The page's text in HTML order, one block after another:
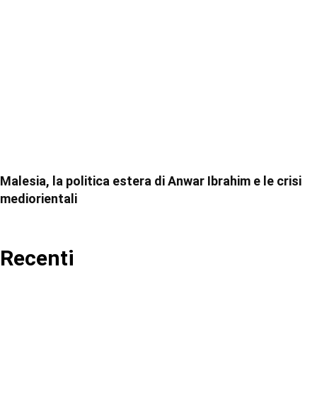
Malesia, la politica estera di Anwar Ibrahim e le crisi
mediorientali
Recenti